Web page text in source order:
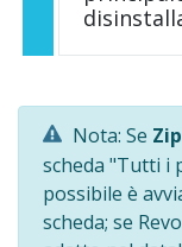
Nota: Se
scheda "Tutti i
possibile è
scheda; se